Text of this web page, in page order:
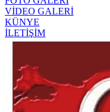
VİDEO GALERİ
KÜNYE
İLETİŞİM